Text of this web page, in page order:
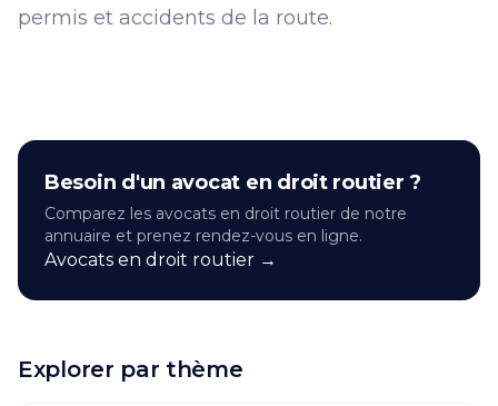
permis et accidents de la route.
Besoin d'un avocat en droit routier ?
Comparez les avocats en droit routier de notre
annuaire et prenez rendez-vous en ligne.
Avocats en droit routier →
Explorer par thème